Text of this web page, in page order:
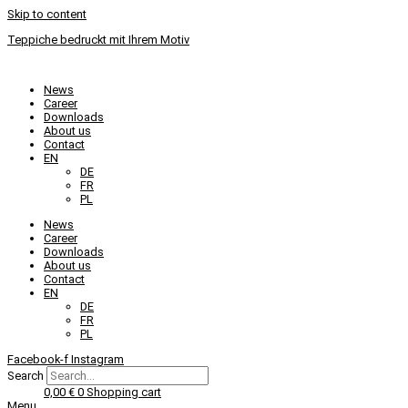
Skip to content
Teppiche bedruckt mit Ihrem Motiv
News
Career
Downloads
About us
Contact
EN
DE
FR
PL
News
Career
Downloads
About us
Contact
EN
DE
FR
PL
Facebook-f Instagram
Search
0,00 € 0 Shopping cart